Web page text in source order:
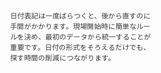
日付表記は一度ばらつくと、後から直すのに
手間がかかります。現場開始時に簡単なルー
ルを決め、最初のデータから統一することが
重要です。日付の形式をそろえるだけでも、
探す時間の削減につながります。